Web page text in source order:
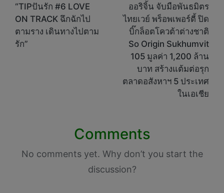
navigation
“TIPปันรัก #6 LOVE
ON TRACK ฉึกฉักไป
ตามราง เดินทางไปตาม
รัก”
ออริจิ้น จับมือพันธมิตร
ไทยเวย์ พร็อพเพอร์ตี้ ปิด
บิ๊กล็อตโควต้าต่างชาติ
So Origin Sukhumvit
105 มูลค่า 1,200 ล้าน
บาท สร้างแต้มต่อรุก
ตลาดอสังหาฯ 5 ประเทศ
ในเอเชีย
Comments
No comments yet. Why don’t you start the
discussion?